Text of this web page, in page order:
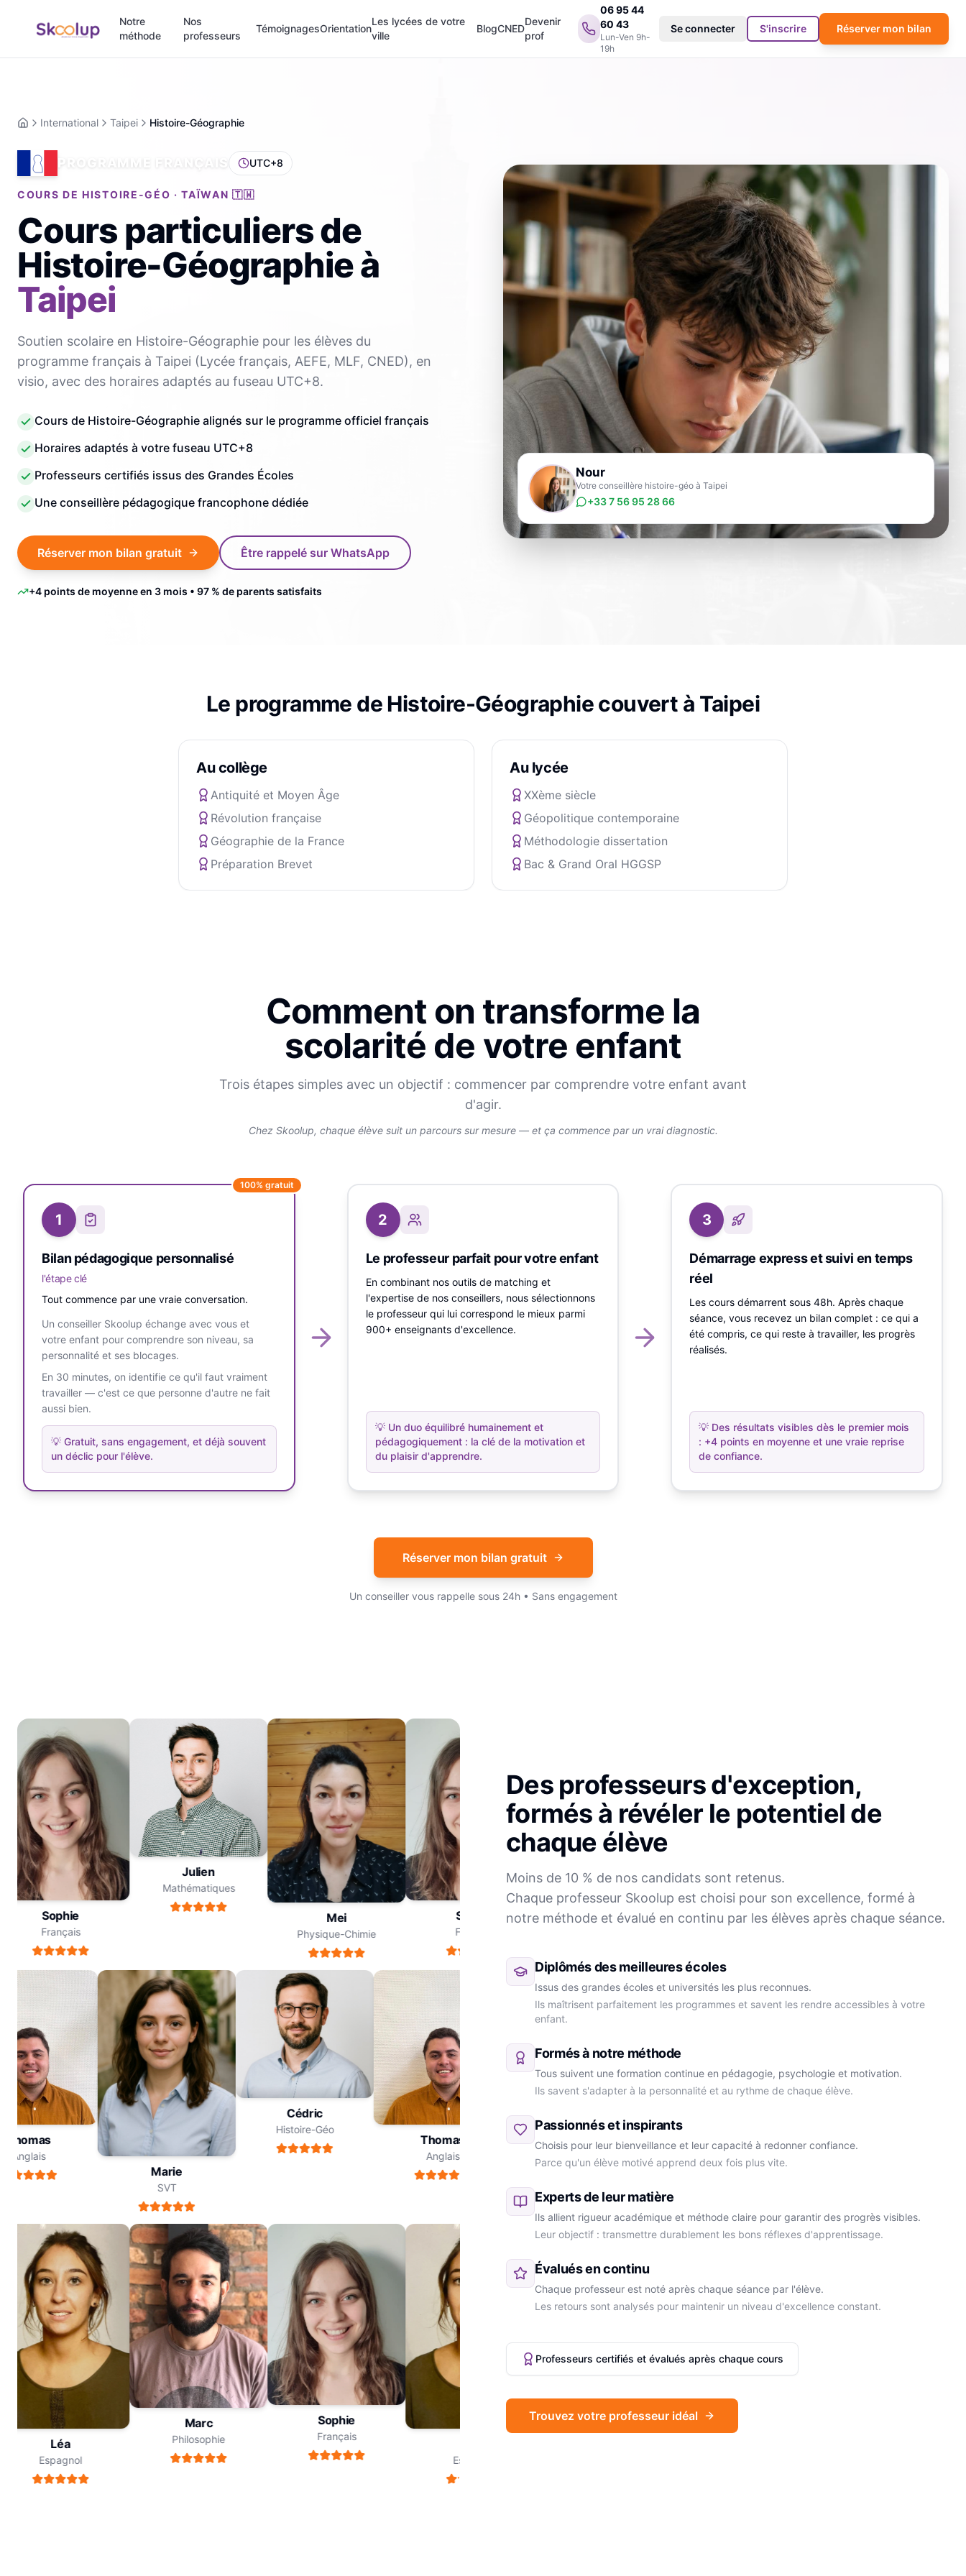
Notre
méthode
Nos
professeurs
TémoignagesOrientation
Les lycées de votre
ville
BlogCNED
Devenir
prof
06 95 44
60 43
Lun-Ven 9h-
19h
Se connecter S'inscrire Réserver mon bilan
AccueilInternational Taipei Histoire-Géographie
PROGRAMME FRANÇAIS UTC+8
COURS DE HISTOIRE-GÉO · TAÏWAN 🇹🇼
Cours particuliers de
Histoire-Géographieà
Taipei
Soutien scolaire en Histoire-Géographie pour les élèves du
programme français à Taipei (Lycée français, AEFE, MLF, CNED), en
visio, avec des horaires adaptés au fuseau UTC+8.
Cours de Histoire-Géographie alignés sur le programme officiel français
Horaires adaptés à votre fuseau UTC+8
Professeurs certifiés issus des Grandes Écoles
Une conseillère pédagogique francophone dédiée
Réserver mon bilan gratuit Être rappelé sur WhatsApp
+4 points de moyenne en 3 mois • 97 % de parents satisfaits
Nour
Votre conseillère histoire-géo à Taipei
+33 7 56 95 28 66
Le programme deHistoire-Géographiecouvert à Taipei
Au collège
Antiquité et Moyen Âge
Révolution française
Géographie de la France
Préparation Brevet
Au lycée
XXème siècle
Géopolitique contemporaine
Méthodologie dissertation
Bac & Grand Oral HGGSP
Comment on transforme la
scolarité de votre enfant
Trois étapes simples avec un objectif : commencer par comprendre votre enfant avant
d'agir.
Chez Skoolup, chaque élève suit un parcours sur mesure — et ça commence par un vrai diagnostic.
100% gratuit
1
Bilan pédagogique personnalisé
l'étape clé
Tout commence par une vraie conversation.
Un conseiller Skoolup échange avec vous et
votre enfant pour comprendre son niveau, sa
personnalité et ses blocages.
En 30 minutes, on identifie ce qu'il faut vraiment
travailler — c'est ce que personne d'autre ne fait
aussi bien.
💡 Gratuit, sans engagement, et déjà souvent
un déclic pour l'élève.
2
Le professeur parfait pour votre enfant
En combinant nos outils de matching et
l'expertise de nos conseillers, nous sélectionnons
le professeur qui lui correspond le mieux parmi
900+ enseignants d'excellence.
💡 Un duo équilibré humainement et
pédagogiquement : la clé de la motivation et
du plaisir d'apprendre.
3
Démarrage express et suivi en temps
réel
Les cours démarrent sous 48h. Après chaque
séance, vous recevez un bilan complet : ce qui a
été compris, ce qui reste à travailler, les progrès
réalisés.
💡 Des résultats visibles dès le premier mois
: +4 points en moyenne et une vraie reprise
de confiance.
Réserver mon bilan gratuit
Un conseiller vous rappelle sous 24h • Sans engagement
Sophie
Français
Julien
Mathématiques
Mei
Physique-Chimie
Sophie
Français
Julien
Mei Sophie
Thomas
Anglais
Marie
SVT
Cédric
Histoire-Géo
Thomas
Anglais
Marie
Léa
Espagnol
Marc
Philosophie
Sophie
Français
Espagnol
Marc
Français
Des professeurs d'exception,
formés à révéler le potentiel de
chaque élève
Moins de 10 % de nos candidats sont retenus.
Chaque professeur Skoolup est choisi pour son excellence, formé à
notre méthode et évalué en continu par les élèves après chaque séance.
Diplômés des meilleures écoles
Issus des grandes écoles et universités les plus reconnues.
Ils maîtrisent parfaitement les programmes et savent les rendre accessibles à votre
enfant.
Formés à notre méthode
Tous suivent une formation continue en pédagogie, psychologie et motivation.
Ils savent s'adapter à la personnalité et au rythme de chaque élève.
Passionnés et inspirants
Choisis pour leur bienveillance et leur capacité à redonner confiance.
Parce qu'un élève motivé apprend deux fois plus vite.
Experts de leur matière
Ils allient rigueur académique et méthode claire pour garantir des progrès visibles.
Leur objectif : transmettre durablement les bons réflexes d'apprentissage.
Évalués en continu
Chaque professeur est noté après chaque séance par l'élève.
Les retours sont analysés pour maintenir un niveau d'excellence constant.
Professeurs certifiés et évalués après chaque cours
Trouvez votre professeur idéal